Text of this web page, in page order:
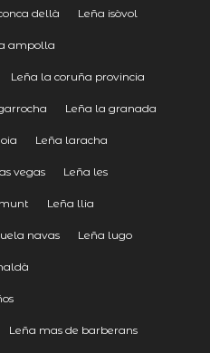
dellà Leña isòvol
ampolla
Leña la coruña provincia
Leña la granada
Leña laracha
vegas Leña les
Leña llia
navas Leña lugo
Leña mas de barberans